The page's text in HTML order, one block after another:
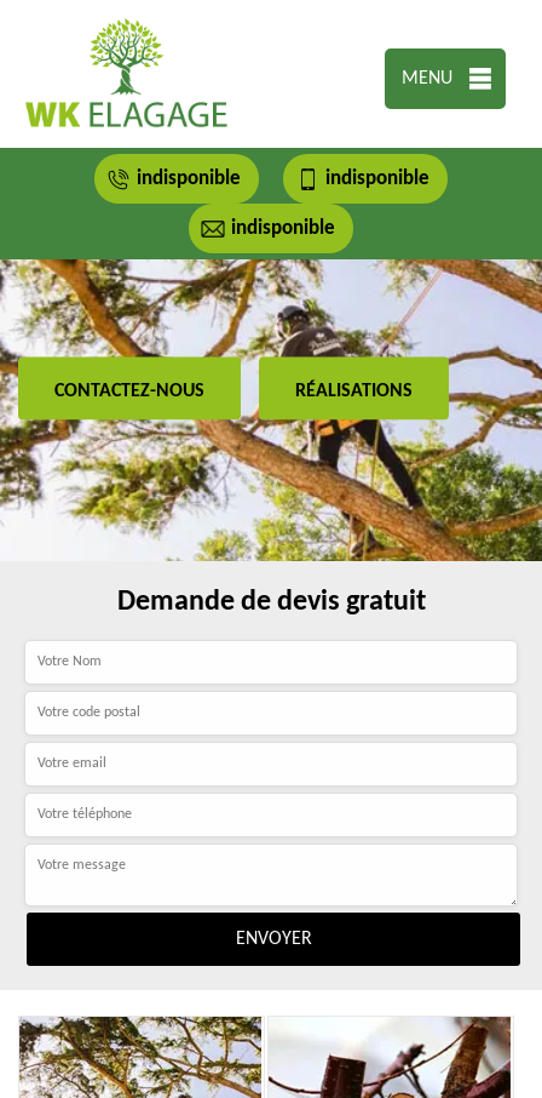
MENU
indisponible indisponible
indisponible
CONTACTEZ-NOUS RÉALISATIONS
Demande de devis gratuit